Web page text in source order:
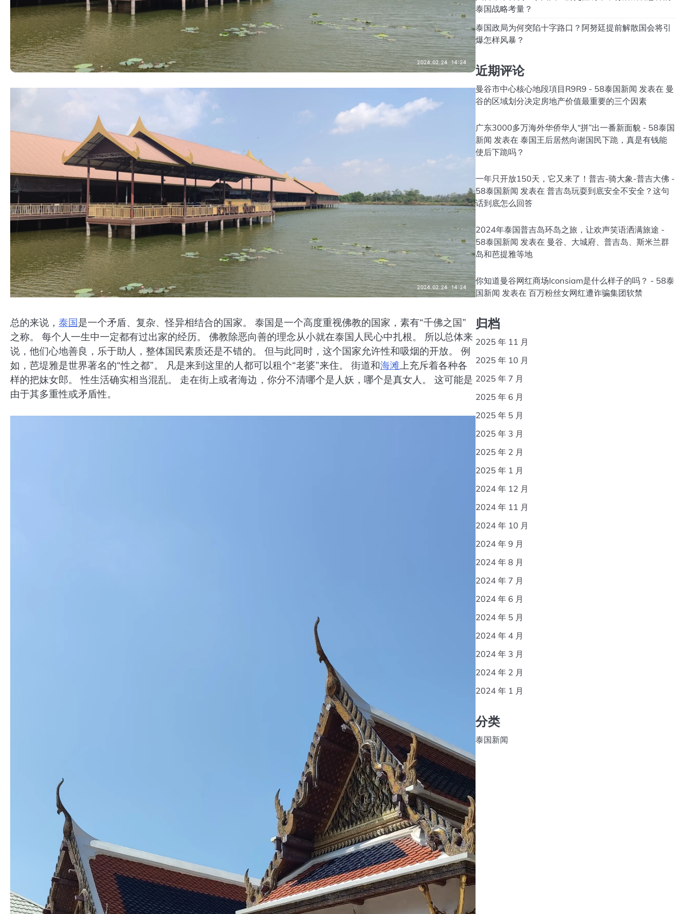
总的来说， 泰国是一个矛盾、复杂、怪异相结合的国家。 泰国是一个高度重视佛教的国家，素有“千佛之国”
之称。 每个人一生中一定都有过出家的经历。 佛教除恶向善的理念从小就在泰国人民心中扎根。 所以总体来
说，他们心地善良，乐于助人，整体国民素质还是不错的。 但与此同时，这个国家允许性和吸烟的开放。 例
如，芭堤雅是世界著名的“性之都”。 凡是来到这里的人都可以租个“老婆”来住。 街道和海滩上充斥着各种各
样的把妹女郎。 性生活确实相当混乱。 走在街上或者海边，你分不清哪个是人妖，哪个是真女人。 这可能是
由于其多重性或矛盾性。
泰国战略考量？
泰国政局为何突陷十字路口？阿努廷提前解散国会将引
爆怎样风暴？
近期评论
曼谷市中心核心地段項目R9R9 - 58泰国新闻 发表在 曼
谷的区域划分决定房地产价值最重要的三个因素
广东3000多万海外华侨华人“拼”出一番新面貌 - 58泰国
新闻 发表在 泰国王后居然向谢国民下跪，真是有钱能
使后下跪吗？
一年只开放150天，它又来了！普吉-骑大象-普吉大佛 -
58泰国新闻 发表在 普吉岛玩耍到底安全不安全？这句
话到底怎么回答
2024年泰国普吉岛环岛之旅，让欢声笑语洒满旅途 -
58泰国新闻 发表在 曼谷、大城府、普吉岛、斯米兰群
岛和芭提雅等地
你知道曼谷网红商场Iconsiam是什么样子的吗？ - 58泰
国新闻 发表在 百万粉丝女网红遭诈骗集团软禁
归档
2025 年 11 月
2025 年 10 月
2025 年 7 月
2025 年 6 月
2025 年 5 月
2025 年 3 月
2025 年 2 月
2025 年 1 月
2024 年 12 月
2024 年 11 月
2024 年 10 月
2024 年 9 月
2024 年 8 月
2024 年 7 月
2024 年 6 月
2024 年 5 月
2024 年 4 月
2024 年 3 月
2024 年 2 月
2024 年 1 月
分类
泰国新闻